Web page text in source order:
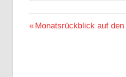
Vorheriger
Monatsrückblick auf